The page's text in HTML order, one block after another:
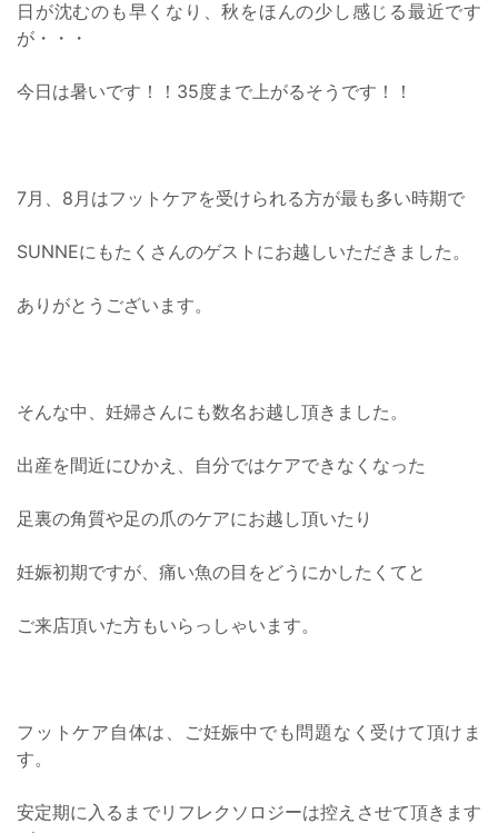
日が沈むのも早くなり、秋をほんの少し感じる最近です
が・・・
今日は暑いです！！35度まで上がるそうです！！
7月、8月はフットケアを受けられる方が最も多い時期で
SUNNEにもたくさんのゲストにお越しいただきました。
ありがとうございます。
そんな中、妊婦さんにも数名お越し頂きました。
出産を間近にひかえ、自分ではケアできなくなった
足裏の角質や足の爪のケアにお越し頂いたり
妊娠初期ですが、痛い魚の目をどうにかしたくてと
ご来店頂いた方もいらっしゃいます。
フットケア自体は、ご妊娠中でも問題なく受けて頂けま
す。
安定期に入るまでリフレクソロジーは控えさせて頂きます